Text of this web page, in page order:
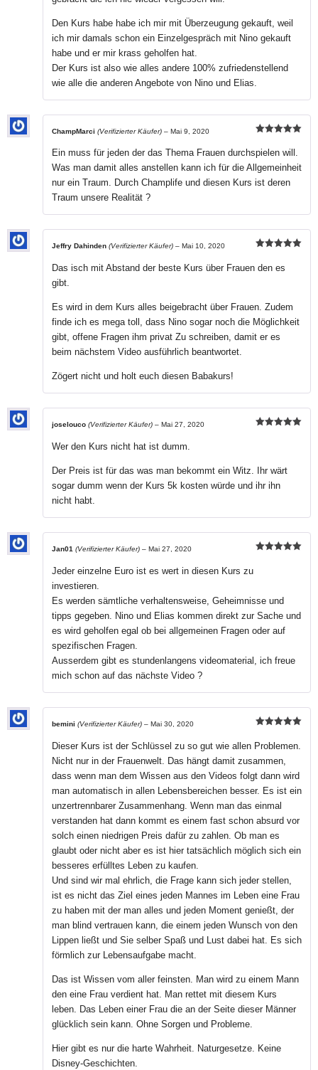
Den Kurs habe habe ich mir mit Überzeugung gekauft, weil
ich mir damals schon ein Einzelgespräch mit Nino gekauft
habe und er mir krass geholfen hat.
Der Kurs ist also wie alles andere 100% zufriedenstellend
wie alle die anderen Angebote von Nino und Elias.
5von 5
ChampMarci (Verifizierter Käufer) – Mai 9, 2020
Ein muss für jeden der das Thema Frauen durchspielen will.
Was man damit alles anstellen kann ich für die Allgemeinheit
nur ein Traum. Durch Champlife und diesen Kurs ist deren
Traum unsere Realität ?
5von 5
Jeffry Dahinden (Verifizierter Käufer) – Mai 10, 2020
Das isch mit Abstand der beste Kurs über Frauen den es
gibt.
Es wird in dem Kurs alles beigebracht über Frauen. Zudem
finde ich es mega toll, dass Nino sogar noch die Möglichkeit
gibt, offene Fragen ihm privat Zu schreiben, damit er es
beim nächstem Video ausführlich beantwortet.
Zögert nicht und holt euch diesen Babakurs!
joselouco (Verifizierter Käufer) – Mai 27, 2020
Wer den Kurs nicht hat ist dumm.
Der Preis ist für das was man bekommt ein Witz. Ihr wärt
sogar dumm wenn der Kurs 5k kosten würde und ihr ihn
nicht habt.
Jan01 (Verifizierter Käufer) – Mai 27, 2020
Jeder einzelne Euro ist es wert in diesen Kurs zu
investieren.
Es werden sämtliche verhaltensweise, Geheimnisse und
tipps gegeben. Nino und Elias kommen direkt zur Sache und
es wird geholfen egal ob bei allgemeinen Fragen oder auf
spezifischen Fragen.
Ausserdem gibt es stundenlangens videomaterial, ich freue
mich schon auf das nächste Video ?
5 von 5
bemini (Verifizierter Käufer) – Mai 30, 2020
Dieser Kurs ist der Schlüssel zu so gut wie allen Problemen.
Nicht nur in der Frauenwelt. Das hängt damit zusammen,
dass wenn man dem Wissen aus den Videos folgt dann wird
man automatisch in allen Lebensbereichen besser. Es ist ein
unzertrennbarer Zusammenhang. Wenn man das einmal
verstanden hat dann kommt es einem fast schon absurd vor
solch einen niedrigen Preis dafür zu zahlen. Ob man es
glaubt oder nicht aber es ist hier tatsächlich möglich sich ein
besseres erfülltes Leben zu kaufen.
Und sind wir mal ehrlich, die Frage kann sich jeder stellen,
ist es nicht das Ziel eines jeden Mannes im Leben eine Frau
zu haben mit der man alles und jeden Moment genießt, der
man blind vertrauen kann, die einem jeden Wunsch von den
Lippen ließt und Sie selber Spaß und Lust dabei hat. Es sich
förmlich zur Lebensaufgabe macht.
Das ist Wissen vom aller feinsten. Man wird zu einem Mann
den eine Frau verdient hat. Man rettet mit diesem Kurs
leben. Das Leben einer Frau die an der Seite dieser Männer
glücklich sein kann. Ohne Sorgen und Probleme.
Hier gibt es nur die harte Wahrheit. Naturgesetze. Keine
Disney-Geschichten.